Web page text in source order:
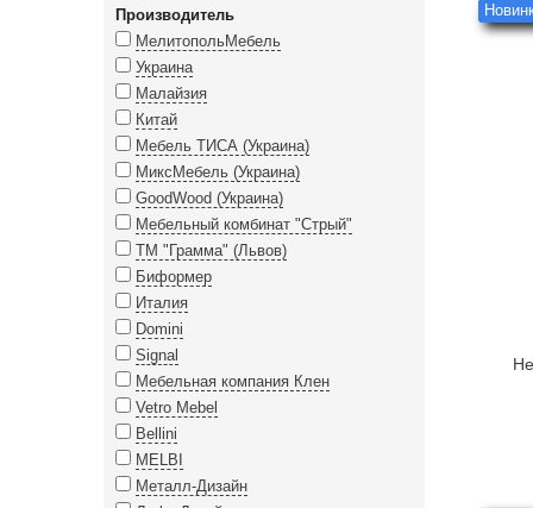
Производитель
МелитопольМебель
Украина
Малайзия
Китай
Мебель ТИСА (Украина)
МиксМебель (Украина)
GoodWood (Украина)
Мебельный комбинат "Стрый"
ТМ "Грамма" (Львов)
Биформер
Италия
Domini
Signal
Мебельная компания Клен
Vetro Mebel
Bellini
MELBI
Металл-Дизайн